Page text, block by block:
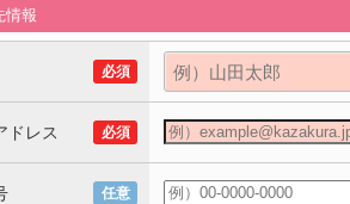
情報
必須
ドレス 必須
任意